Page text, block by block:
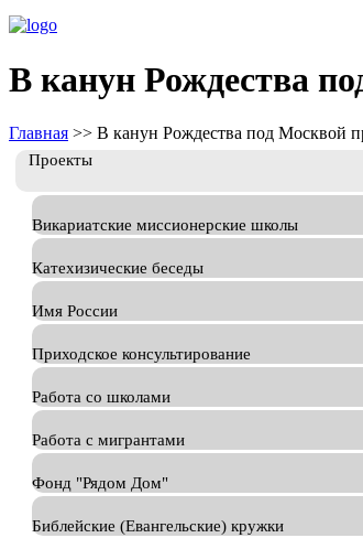
В канун Рождества
Главная >> В канун Рождества под Москвой
Проекты
Викариатские миссионерские школы
Катехизические беседы
Имя России
Приходское консультирование
Работа со школами
Работа с мигрантами
Фонд "Рядом Дом"
Библейские (Евангельские) кружки